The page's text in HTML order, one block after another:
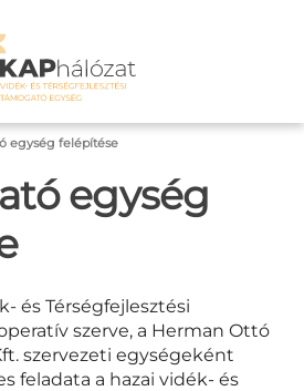
egység felépítése
egység
és Térségfejlesztési
szerve, a Herman Ottó
szervezeti egységeként
feladata a hazai vidék- és